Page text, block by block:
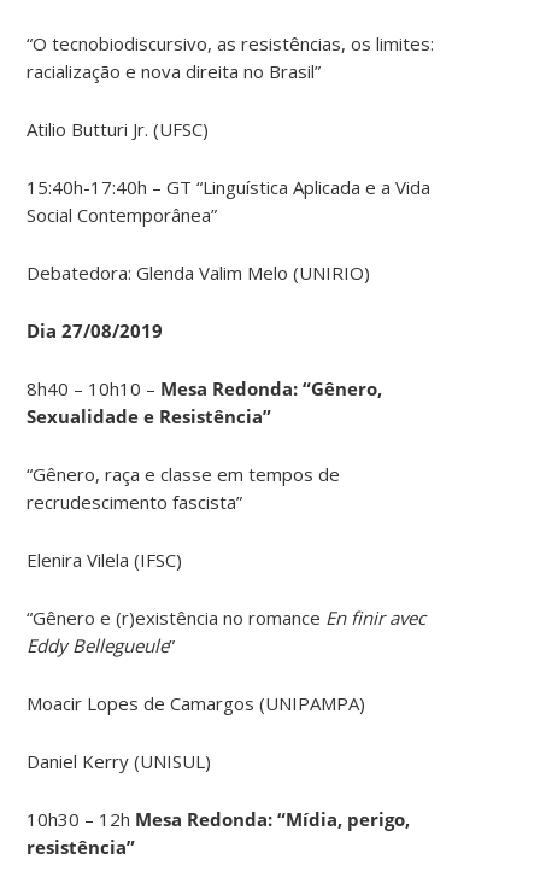
“O tecnobiodiscursivo, as resistências, os limites:
racialização e nova direita no Brasil”
Atilio Butturi Jr. (UFSC)
15:40h-17:40h – GT “Linguística Aplicada e a Vida
Social Contemporânea”
Debatedora: Glenda Valim Melo (UNIRIO)
Dia 27/08/2019
8h40 – 10h10 – Mesa Redonda: “Gênero,
Sexualidade e Resistência”
“Gênero, raça e classe em tempos de
recrudescimento fascista”
Elenira Vilela (IFSC)
“Gênero e (r)existência no romance En finir avec
Eddy Bellegueule”
Moacir Lopes de Camargos (UNIPAMPA)
Daniel Kerry (UNISUL)
10h30 – 12h Mesa Redonda: “Mídia, perigo,
resistência”